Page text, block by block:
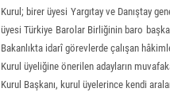
Kurul; birer üyesi Yargıtay ve Danıştay
üyesi Türkiye Barolar Birliğinin baro
Bakanlıkta idarî görevlerde çalışan
Kurul üyeliğine önerilen adayların
Kurul Başkanı, kurul üyelerince kendi